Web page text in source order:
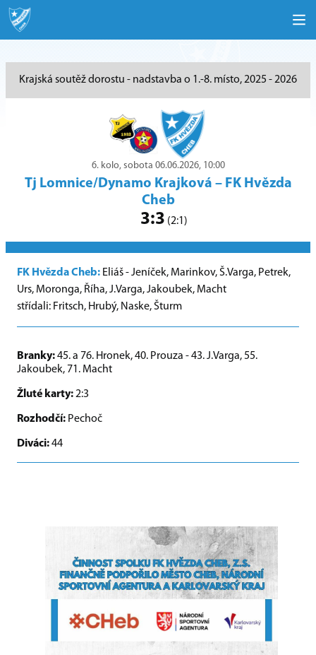
Krajská soutěž dorostu - nadstavba o 1.-8. místo, 2025 - 2026
6. kolo, sobota 06.06.2026, 10:00
Tj Lomnice/Dynamo Krajková – FK Hvězda
Cheb
3:3 (2:1)
FK Hvězda Cheb: Eliáš - Jeníček, Marinkov, Š.Varga, Petrek,
Urs, Moronga, Říha, J.Varga, Jakoubek, Macht
střídali: Fritsch, Hrubý, Naske, Šturm
Branky:45. a 76. Hronek, 40. Prouza - 43. J.Varga, 55.
Jakoubek, 71. Macht
Žluté karty:2:3
Rozhodčí: Pechoč
Diváci:44